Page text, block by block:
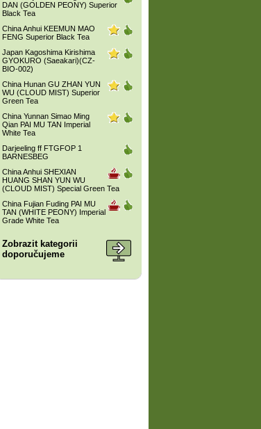
DAN (GOLDEN PEONY) Superior
Black Tea
China Anhui KEEMUN MAO
FENG Superior Black Tea
Japan Kagoshima Kirishima
GYOKURO (Saeakari)(CZ-
BIO-002)
China Hunan GU ZHAN YUN
WU (CLOUD MIST) Superior
Green Tea
China Yunnan Simao Ming
Qian PAI MU TAN Imperial
White Tea
Darjeeling ff FTGFOP 1
BARNESBEG
China Anhui SHEXIAN
HUANG SHAN YUN WU
(CLOUD MIST) Special Green Tea
China Fujian Fuding PAI MU
TAN (WHITE PEONY) Imperial
Grade White Tea
Zobrazit kategorii
doporučujeme